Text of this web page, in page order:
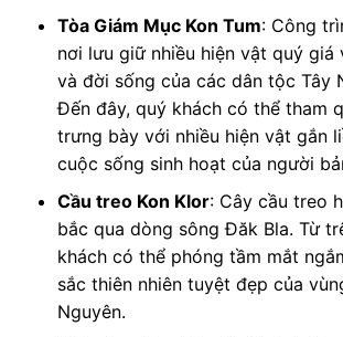
Tòa Giám Mục Kon Tum: Công
nơi lưu giữ nhiều hiện vật quý giá
và đời sống của các dân tộc Tây
Đến đây, quý khách có thể tham
trưng bày với nhiều hiện vật gắn
cuộc sống sinh hoạt của người
Cầu treo Kon Klor: Cây cầu treo
bắc qua dòng sông Đăk Bla. Từ
khách có thể phóng tầm mắt
sắc thiên nhiên tuyệt đẹp của
Nguyên.